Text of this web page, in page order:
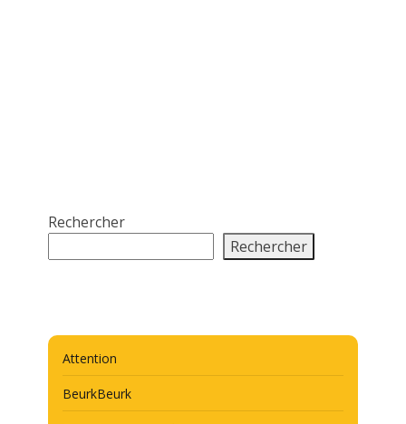
Rechercher
Rechercher
Attention
BeurkBeurk